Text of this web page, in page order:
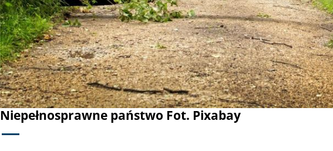
Niepełnosprawne państwo Fot. Pixabay